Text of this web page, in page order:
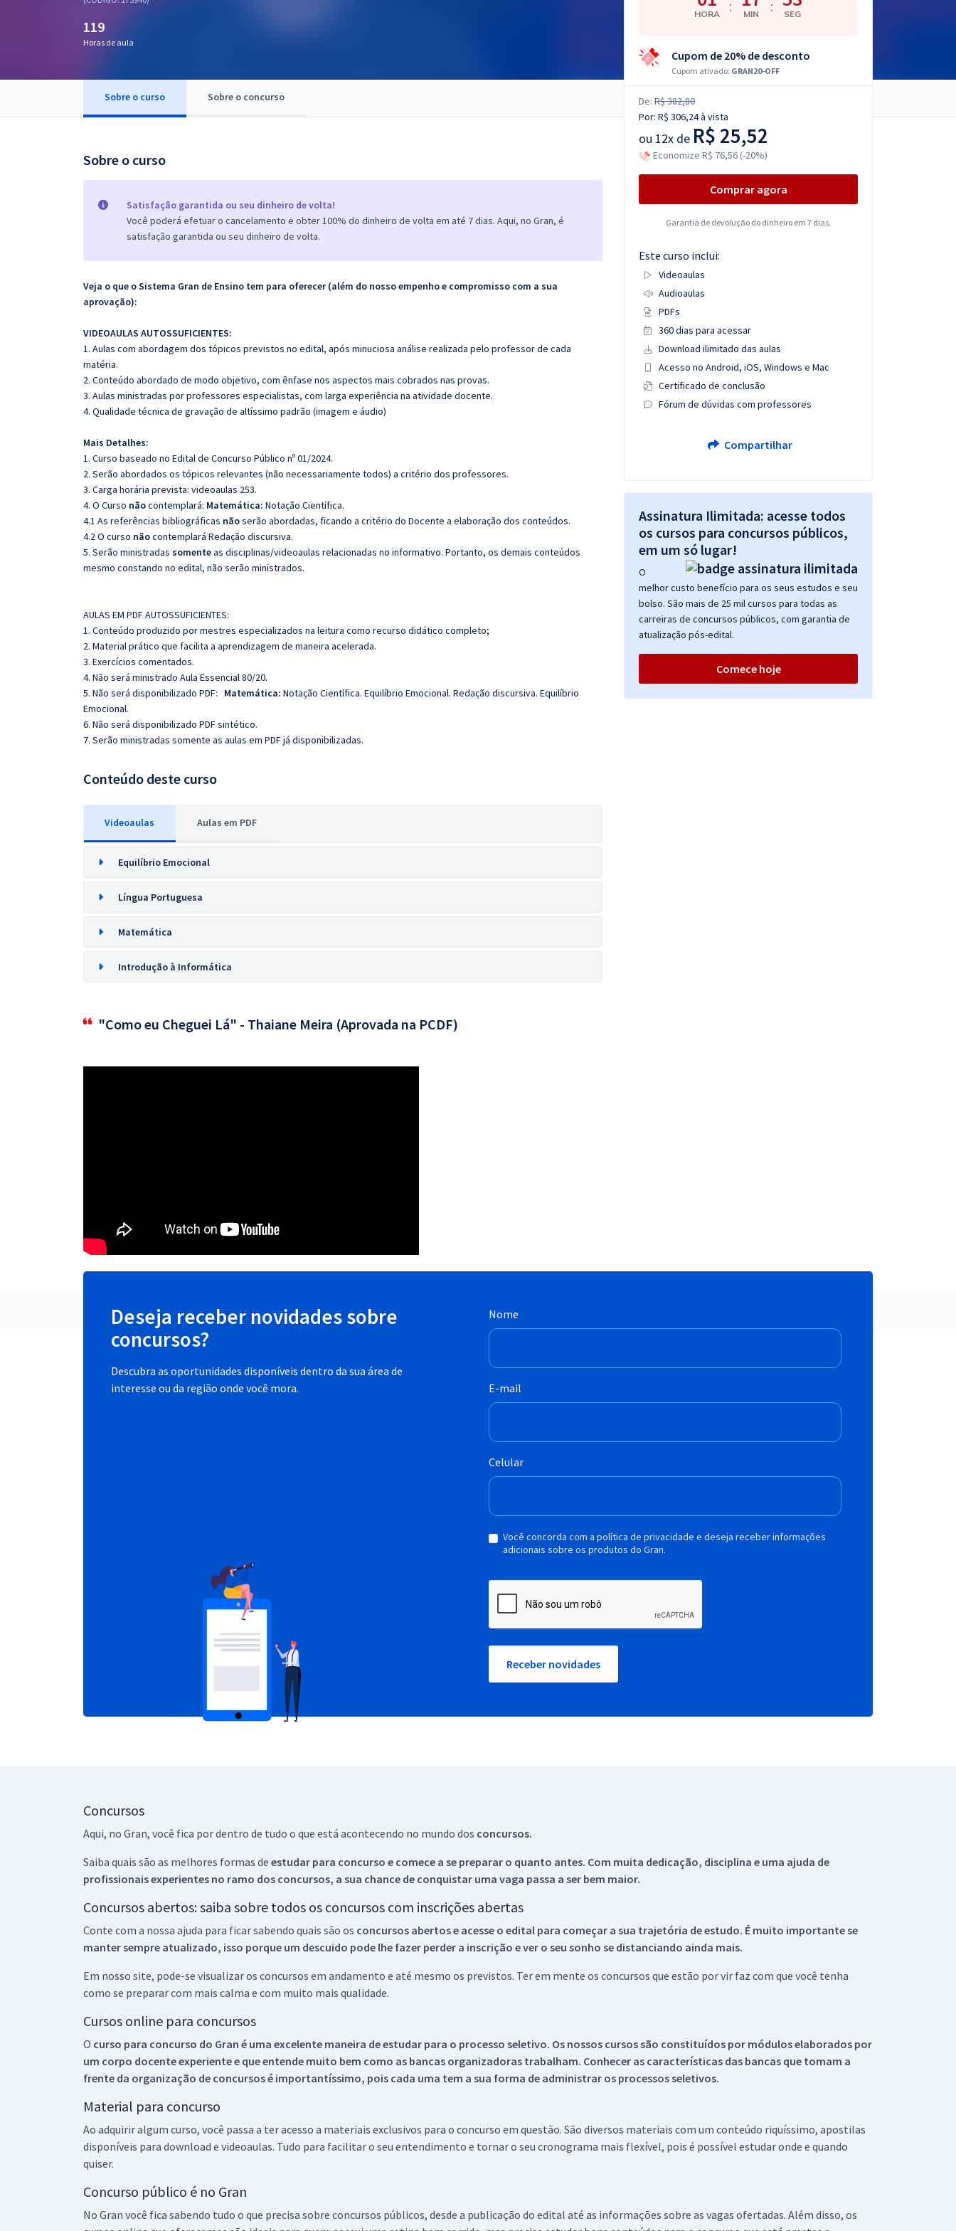
OAB
119
Horas de aula
Sobre o curso Sobre o concurso
Sobre o curso
Satisfação garantida ou seu dinheiro de volta!
Você poderá efetuar o cancelamento e obter 100% do dinheiro de volta em até 7 dias. Aqui, no Gran, é
satisfação garantida ou seu dinheiro de volta.
Veja o que o Sistema Gran de Ensino tem para oferecer (além do nosso empenho e compromisso com a sua
aprovação):
VIDEOAULAS AUTOSSUFICIENTES:
1. Aulas com abordagem dos tópicos previstos no edital, após minuciosa análise realizada pelo professor de cada
matéria.
2. Conteúdo abordado de modo objetivo, com ênfase nos aspectos mais cobrados nas provas.
3. Aulas ministradas por professores especialistas, com larga experiência na atividade docente.
4. Qualidade técnica de gravação de altíssimo padrão (imagem e áudio)
Mais Detalhes:
1. Curso baseado no Edital de Concurso Público nº 01/2024.
2. Serão abordados os tópicos relevantes (não necessariamente todos) a critério dos professores.
3. Carga horária prevista: videoaulas 253.
4. O Curso nãocontemplará: Matemática: Notação Científica.
4.1 As referências bibliográficas nãoserão abordadas, ficando a critério do Docente a elaboração dos conteúdos.
4.2 O curso nãocontemplará Redação discursiva.
5. Serão ministradas somenteas disciplinas/videoaulas relacionadas no informativo. Portanto, os demais conteúdos
mesmo constando no edital, não serão ministrados.
AULAS EM PDF AUTOSSUFICIENTES:
1. Conteúdo produzido por mestres especializados na leitura como recurso didático completo;
2. Material prático que facilita a aprendizagem de maneira acelerada.
3. Exercícios comentados.
4. Não será ministrado Aula Essencial 80/20.
5. Não será disponibilizado PDF: Matemática: Notação Científica. Equilíbrio Emocional. Redação discursiva. Equilíbrio
Emocional.
6. Não será disponibilizado PDF sintético.
7. Serão ministradas somente as aulas em PDF já disponibilizadas.
Conteúdo deste curso
Videoaulas Aulas em PDF
Equilíbrio Emocional
Língua Portuguesa
Matemática
Introdução à Informática
"Como eu Cheguei Lá" - Thaiane Meira (Aprovada na PCDF)
HORA : MIN : SEG
Cupom de 20% de desconto
Cupom ativado: GRAN20-OFF
De: R$ 382,80
Por: R$ 306,24à vista
ou 12x de R$ 25,52
Economize R$ 76,56 (-20%)
Comprar agora
Garantia de devolução do dinheiro em 7 dias.
Este curso inclui:
Videoaulas
Audioaulas
PDFs
360 dias para acessar
Download ilimitado das aulas
Acesso no Android, iOS, Windows e Mac
Certificado de conclusão
Fórum de dúvidas com professores
Compartilhar
Assinatura Ilimitada: acesse todos
os cursos para concursos públicos,
em um só lugar!
O
melhor custo benefício para os seus estudos e seu
bolso. São mais de 25 mil cursos para todas as
carreiras de concursos públicos, com garantia de
atualização pós-edital.
Comece hoje
Deseja receber novidades sobre
concursos?
Descubra as oportunidades disponíveis dentro da sua área de
interesse ou da região onde você mora.
Nome
E-mail
Celular
Você concorda com a política de privacidade e deseja receber informações
adicionais sobre os produtos do Gran.
Receber novidades
Concursos
Aqui, no Gran, você fica por dentro de tudo o que está acontecendo no mundo dos concursos.
Saiba quais são as melhores formas de estudar para concurso e comece a se preparar o quanto antes. Com muita dedicação, disciplina e uma ajuda de
profissionais experientes no ramo dos concursos, a sua chance de conquistar uma vaga passa a ser bem maior.
Concursos abertos: saiba sobre todos os concursos com inscrições abertas
Conte com a nossa ajuda para ficar sabendo quais são os concursos abertos e acesse o edital para começar a sua trajetória de estudo. É muito importante se
manter sempre atualizado, isso porque um descuido pode lhe fazer perder a inscrição e ver o seu sonho se distanciando ainda mais.
Em nosso site, pode-se visualizar os concursos em andamento e até mesmo os previstos. Ter em mente os concursos que estão por vir faz com que você tenha
como se preparar com mais calma e com muito mais qualidade.
Cursos online para concursos
O curso para concurso do Gran é uma excelente maneira de estudar para o processo seletivo. Os nossos cursos são constituídos por módulos elaborados por
um corpo docente experiente e que entende muito bem como as bancas organizadoras trabalham. Conhecer as características das bancas que tomam a
frente da organização de concursos é importantíssimo, pois cada uma tem a sua forma de administrar os processos seletivos.
Material para concurso
Ao adquirir algum curso, você passa a ter acesso a materiais exclusivos para o concurso em questão. São diversos materiais com um conteúdo riquíssimo, apostilas
disponíveis para download e videoaulas. Tudo para facilitar o seu entendimento e tornar o seu cronograma mais flexível, pois é possível estudar onde e quando
quiser.
Concurso público é no Gran
No Gran você fica sabendo tudo o que precisa sobre concursos públicos, desde a publicação do edital até as informações sobre as vagas ofertadas. Além disso, os